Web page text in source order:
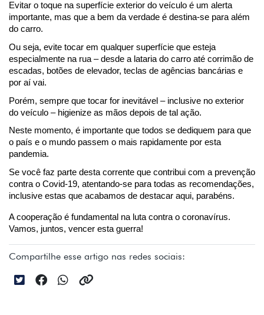
Evitar o toque na superfície exterior do veículo é um alerta
importante, mas que a bem da verdade é destina-se para além
do carro.
Ou seja, evite tocar em qualquer superfície que esteja
especialmente na rua – desde a lataria do carro até corrimão de
escadas, botões de elevador, teclas de agências bancárias e
por aí vai.
Porém, sempre que tocar for inevitável – inclusive no exterior
do veículo – higienize as mãos depois de tal ação.
Neste momento, é importante que todos se dediquem para que
o país e o mundo passem o mais rapidamente por esta
pandemia.
Se você faz parte desta corrente que contribui com a prevenção
contra o Covid-19, atentando-se para todas as recomendações,
inclusive estas que acabamos de destacar aqui, parabéns.
A cooperação é fundamental na luta contra o coronavírus.
Vamos, juntos, vencer esta guerra!
Compartilhe esse artigo nas redes sociais: